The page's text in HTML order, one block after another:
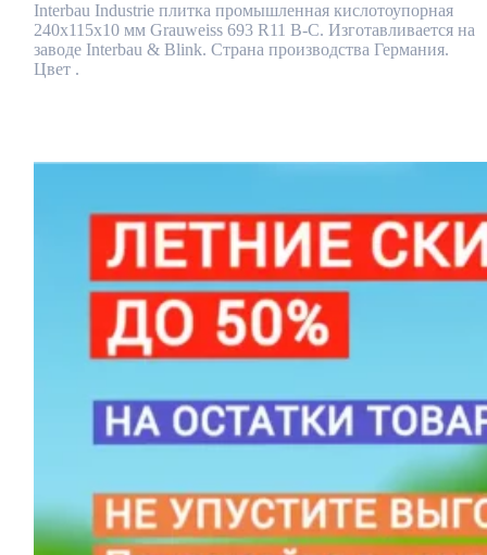
Interbau Industrie плитка промышленная кислотоупорная
240x115x10 мм Grauweiss 693 R11 B-C. Изготавливается на
заводе Interbau & Blink. Страна производства Германия.
Цвет .